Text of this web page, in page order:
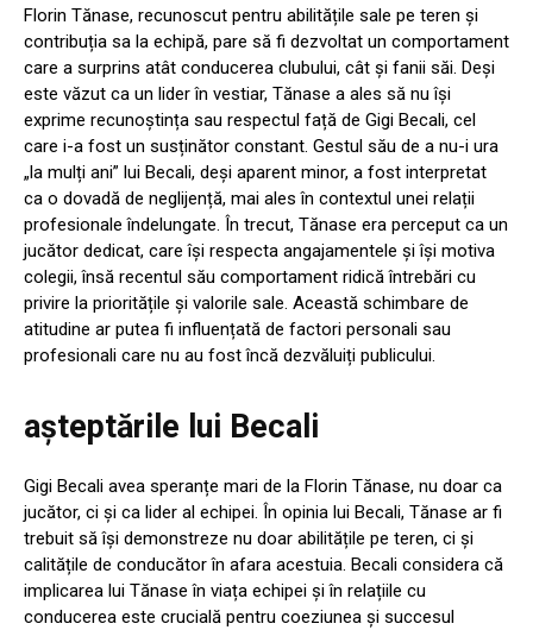
Florin Tănase, recunoscut pentru abilitățile sale pe teren și
contribuția sa la echipă, pare să fi dezvoltat un comportament
care a surprins atât conducerea clubului, cât și fanii săi. Deși
este văzut ca un lider în vestiar, Tănase a ales să nu își
exprime recunoștința sau respectul față de Gigi Becali, cel
care i-a fost un susținător constant. Gestul său de a nu-i ura
„la mulți ani” lui Becali, deși aparent minor, a fost interpretat
ca o dovadă de neglijență, mai ales în contextul unei relații
profesionale îndelungate. În trecut, Tănase era perceput ca un
jucător dedicat, care își respecta angajamentele și își motiva
colegii, însă recentul său comportament ridică întrebări cu
privire la prioritățile și valorile sale. Această schimbare de
atitudine ar putea fi influențată de factori personali sau
profesionali care nu au fost încă dezvăluiți publicului.
așteptările lui Becali
Gigi Becali avea speranțe mari de la Florin Tănase, nu doar ca
jucător, ci și ca lider al echipei. În opinia lui Becali, Tănase ar fi
trebuit să își demonstreze nu doar abilitățile pe teren, ci și
calitățile de conducător în afara acestuia. Becali considera că
implicarea lui Tănase în viața echipei și în relațiile cu
conducerea este crucială pentru coeziunea și succesul